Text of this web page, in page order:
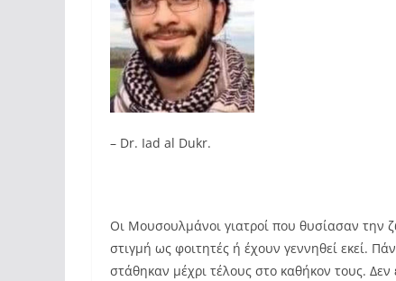
– Dr. Iad al Dukr.
Οι Μουσουλμάνοι γιατροί που θυσίασαν την
στιγμή ως φοιτητές ή έχουν γεννηθεί εκεί.
στάθηκαν μέχρι τέλους στο καθήκον τους.